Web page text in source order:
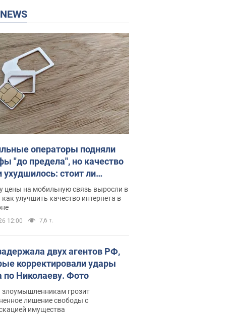
NEWS
операторы подняли
"до предела", но качество
ухудшилось: стоит ли
на цены
цены на мобильную связь выросли в
улучшить качество интернета в
12:00 7,6 т.
двух агентов РФ,
корректировали удары
по Николаеву. Фото
злоумышленникам грозит
лишение свободы с
имущества